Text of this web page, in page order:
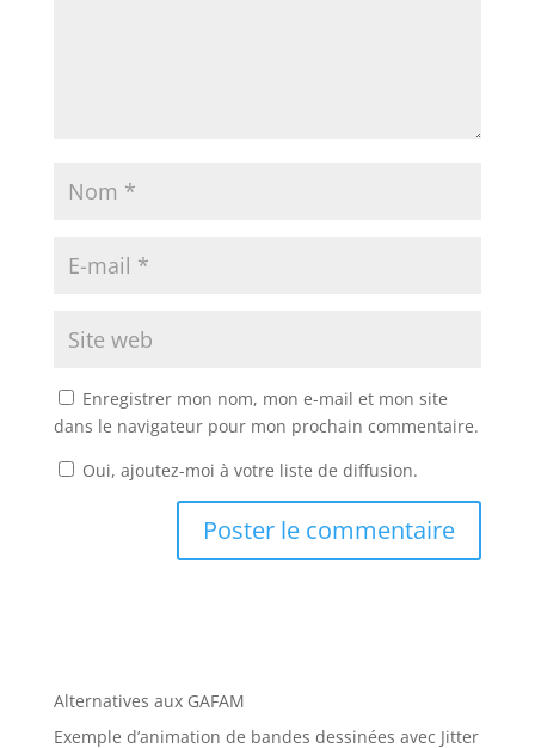
Enregistrer mon nom, mon e-mail et mon site
dans le navigateur pour mon prochain commentaire.
Oui, ajoutez-moi à votre liste de diffusion.
Alternatives aux GAFAM
Exemple d’animation de bandes dessinées avec Jitter